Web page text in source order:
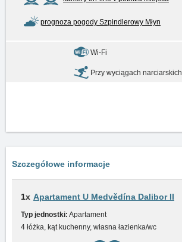
prognoza pogody Szpindlerowy Młyn
Wi-Fi
Przy wyciągach narciarskich
Szczegółowe informacje
1x Apartament U Medvědína Dalibor II
Typ jednostki: Apartament
4 łóżka, kąt kuchenny, własna łazienka/wc